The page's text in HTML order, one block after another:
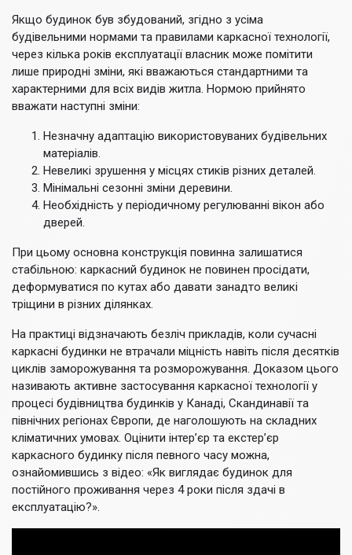
Якщо будинок був збудований, згідно з усіма
будівельними нормами та правилами каркасної технології,
через кілька років експлуатації власник може помітити
лише природні зміни, які вважаються стандартними та
характерними для всіх видів житла. Нормою прийнято
вважати наступні зміни:
Незначну адаптацію використовуваних будівельних
матеріалів.
Невеликі зрушення у місцях стиків різних деталей.
Мінімальні сезонні зміни деревини.
Необхідність у періодичному регулюванні вікон або
дверей.
При цьому основна конструкція повинна залишатися
стабільною: каркасний будинок не повинен просідати,
деформуватися по кутах або давати занадто великі
тріщини в різних ділянках.
На практиці відзначають безліч прикладів, коли сучасні
каркасні будинки не втрачали міцність навіть після десятків
циклів заморожування та розморожування. Доказом цього
називають активне застосування каркасної технології у
процесі будівництва будинків у Канаді, Скандинавії та
північних регіонах Європи, де наголошують на складних
кліматичних умовах. Оцінити інтер’єр та екстер’єр
каркасного будинку після певного часу можна,
ознайомившись з відео: «Як виглядає будинок для
постійного проживання через 4 роки після здачі в
експлуатацію?».